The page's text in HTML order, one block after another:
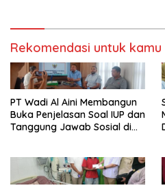
Rekomendasi untuk kamu
PT Wadi Al Aini Membangun
Buka Penjelasan Soal IUP dan
Tanggung Jawab Sosial di